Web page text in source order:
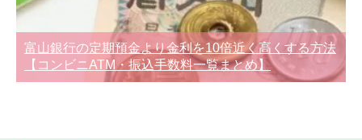
富山銀行の定期預金より金利を10倍近く高くする方法
【コンビニATM・振込手数料一覧まとめ】